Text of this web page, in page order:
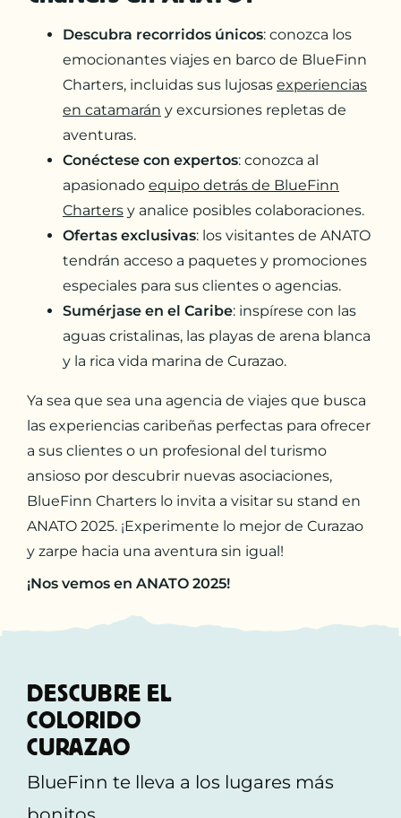
Descubra recorridos únicos: conozca los
emocionantes viajes en barco de BlueFinn
Charters, incluidas sus lujosas experiencias
en catamarán y excursiones repletas de
aventuras.
Conéctese con expertos: conozca al
apasionado equipo detrás de BlueFinn
Charters y analice posibles colaboraciones.
Ofertas exclusivas: los visitantes de ANATO
tendrán acceso a paquetes y promociones
especiales para sus clientes o agencias.
Sumérjase en el Caribe: inspírese con las
aguas cristalinas, las playas de arena blanca
y la rica vida marina de Curazao.
Ya sea que sea una agencia de viajes que busca
las experiencias caribeñas perfectas para ofrecer
a sus clientes o un profesional del turismo
ansioso por descubrir nuevas asociaciones,
BlueFinn Charters lo invita a visitar su stand en
ANATO 2025. ¡Experimente lo mejor de Curazao
y zarpe hacia una aventura sin igual!
¡Nos vemos en ANATO 2025!
DESCUBRE EL
COLORIDO
CURAZAO
BlueFinn te lleva a los lugares más